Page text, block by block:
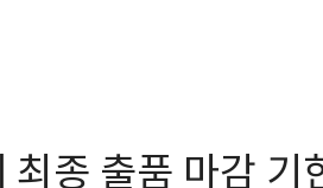
종 출품 마감 기